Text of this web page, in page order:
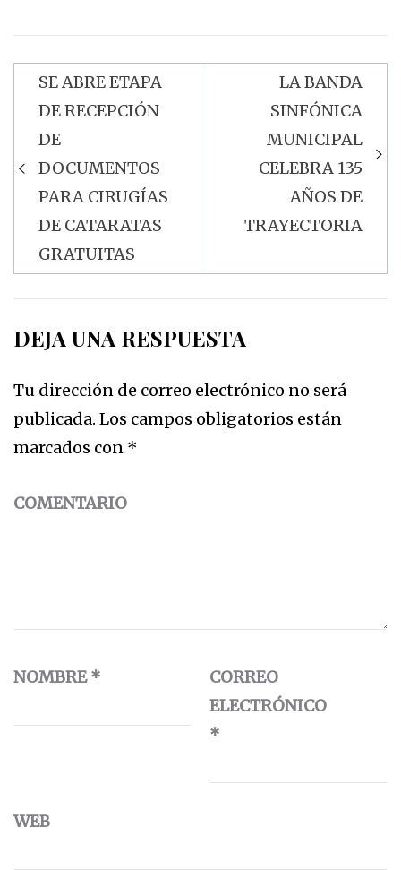
Navegación
de
entradas
SE ABRE ETAPA
DE RECEPCIÓN
DE
DOCUMENTOS
PARA CIRUGÍAS
DE CATARATAS
GRATUITAS
LA BANDA
SINFÓNICA
MUNICIPAL
CELEBRA 135
AÑOS DE
TRAYECTORIA
DEJA UNA RESPUESTA
Tu dirección de correo electrónico no será
publicada. Los campos obligatorios están
marcados con *
COMENTARIO
NOMBRE*
CORREO
ELECTRÓNICO
*
WEB